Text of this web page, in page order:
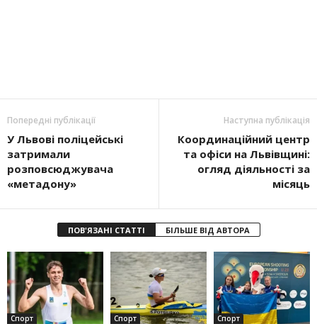
Попередні публікації
У Львові поліцейські
затримали
розповсюджувача
«метадону»
Наступна публікація
Координаційний центр
та офіси на Львівщині:
огляд діяльності за
місяць
ПОВ'ЯЗАНІ СТАТТІ БІЛЬШЕ ВІД АВТОРА
Спорт Спорт Спорт